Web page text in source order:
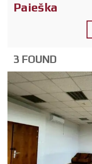
Paieška
3 FOUND